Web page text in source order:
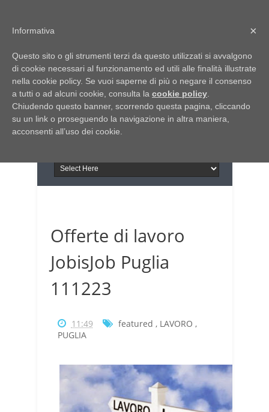
Italia Notizie
Giornale di Basilicata
Giornale di Puglia
INFORMAPUGLIA
Il portale n.1 del lavoro
in Puglia
Offerte di lavoro
JobisJob Puglia
111223
11:49 featured , LAVORO ,
PUGLIA
×
Informativa
Questo sito o gli strumenti terzi da questo utilizzati si avvalgono
di cookie necessari al funzionamento ed utili alle finalità illustrate
nella cookie policy. Se vuoi saperne di più o negare il consenso
a tutti o ad alcuni cookie, consulta la cookie policy
Chiudendo questo banner, scorrendo questa pagina, cliccando
su un link o proseguendo la navigazione in altra maniera,
acconsenti all’uso dei cookie.